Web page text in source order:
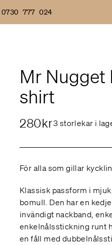
0730 777 024
Mr Nugget
shirt
280kr3 storlekar i
För alla som gillar
Klassisk passform i
bomull. Den har en
invändigt nackband,
enkelnålsstickning runt
en fåll med